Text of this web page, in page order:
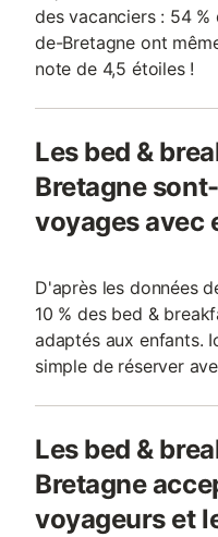
des vacanciers : 54
de-Bretagne ont
note de 4,5 étoiles !
Les bed &
Bretagne
voyages avec
D'après les données
10 % des bed &
adaptés aux enfants.
simple de réserver
Les bed &
Bretagne
voyageurs et